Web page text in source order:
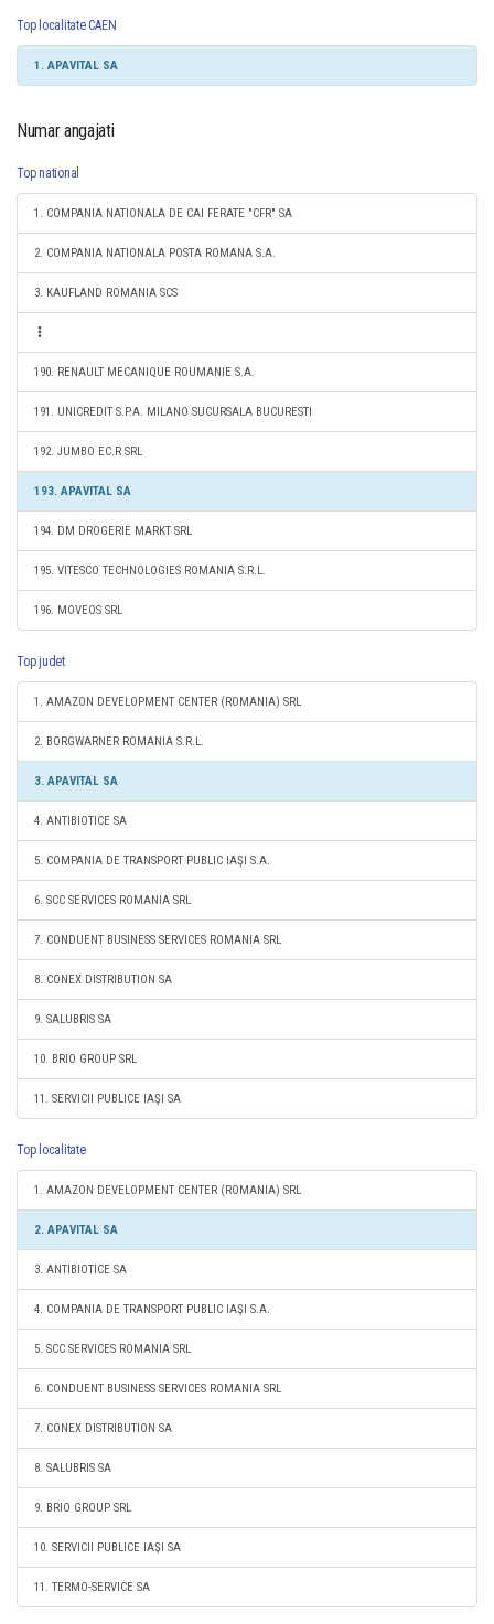
Top localitate CAEN
1. APAVITAL SA
Numar angajati
Top national
1. COMPANIA NATIONALA DE CAI FERATE "CFR" SA
2. COMPANIA NATIONALA POSTA ROMANA S.A.
3. KAUFLAND ROMANIA SCS
190. RENAULT MECANIQUE ROUMANIE S.A.
191. UNICREDIT S.P.A. MILANO SUCURSALA BUCURESTI
192. JUMBO EC.R SRL
193. APAVITAL SA
194. DM DROGERIE MARKT SRL
195. VITESCO TECHNOLOGIES ROMANIA S.R.L.
196. MOVEOS SRL
Top judet
1. AMAZON DEVELOPMENT CENTER (ROMANIA) SRL
2. BORGWARNER ROMANIA S.R.L.
3. APAVITAL SA
4. ANTIBIOTICE SA
5. COMPANIA DE TRANSPORT PUBLIC IAŞI S.A.
6. SCC SERVICES ROMANIA SRL
7. CONDUENT BUSINESS SERVICES ROMANIA SRL
8. CONEX DISTRIBUTION SA
9. SALUBRIS SA
10. BRIO GROUP SRL
11. SERVICII PUBLICE IAŞI SA
Top localitate
1. AMAZON DEVELOPMENT CENTER (ROMANIA) SRL
2. APAVITAL SA
3. ANTIBIOTICE SA
4. COMPANIA DE TRANSPORT PUBLIC IAŞI S.A.
5. SCC SERVICES ROMANIA SRL
6. CONDUENT BUSINESS SERVICES ROMANIA SRL
7. CONEX DISTRIBUTION SA
8. SALUBRIS SA
9. BRIO GROUP SRL
10. SERVICII PUBLICE IAŞI SA
11. TERMO-SERVICE SA